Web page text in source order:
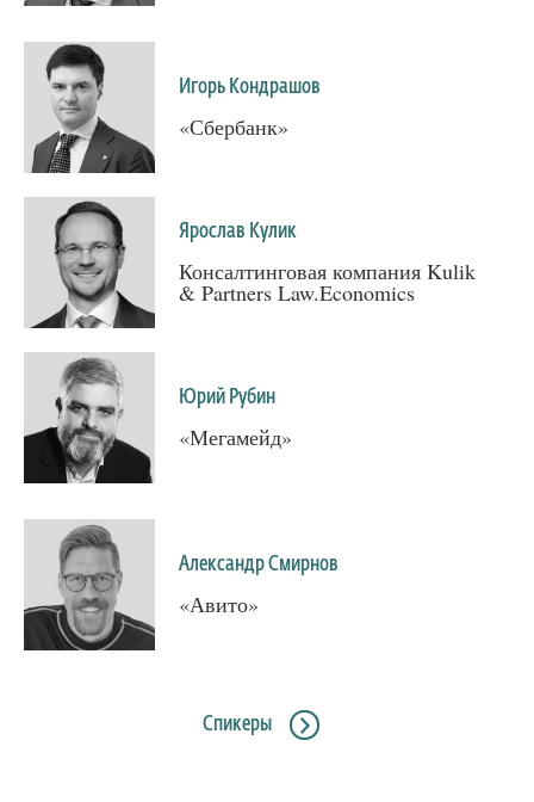
Игорь Кондрашов
«Сбербанк»
Ярослав Кулик
Консалтинговая компания Kulik
& Partners Law.Economics
Юрий Рубин
«Мегамейд»
Александр Смирнов
«Авито»
Спикеры